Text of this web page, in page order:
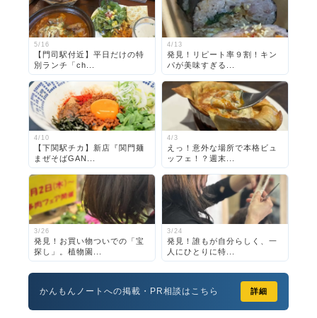
5/16
【門司駅付近】平日だけの特
別ランチ「ch...
4/13
発見！リピート率９割！キン
パが美味すぎる...
4/10
【下関駅チカ】新店『関門麺
まぜそばGAN...
4/3
えっ！意外な場所で本格ビュ
ッフェ！？週末...
3/26
発見！お買い物ついでの「宝
探し」。植物園...
3/24
発見！誰もが自分らしく、一
人にひとりに特...
かんもんノートへの掲載・PR相談はこちら 詳細